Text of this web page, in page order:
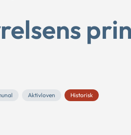
Aktivloven Historisk